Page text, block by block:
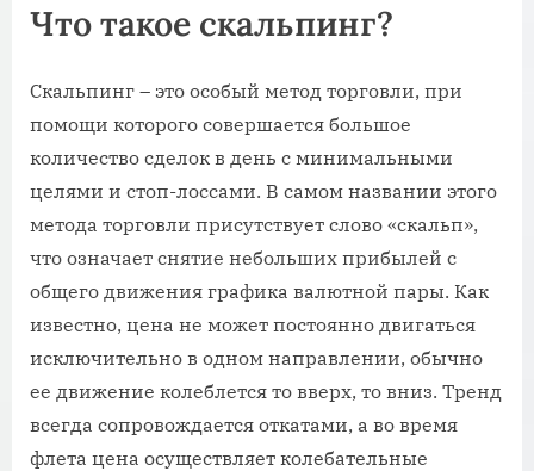
Что такое скальпинг?
Скальпинг – это особый метод торговли, при
помощи которого совершается большое
количество сделок в день с минимальными
целями и стоп-лоссами. В самом названии этого
метода торговли присутствует слово «скальп»,
что означает снятие небольших прибылей с
общего движения графика валютной пары. Как
известно, цена не может постоянно двигаться
исключительно в одном направлении, обычно
ее движение колеблется то вверх, то вниз. Тренд
всегда сопровождается откатами, а во время
флета цена осуществляет колебательные